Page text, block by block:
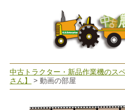
navigation
中古トラクター・新品作業機のス
さん】
> 動画の部屋